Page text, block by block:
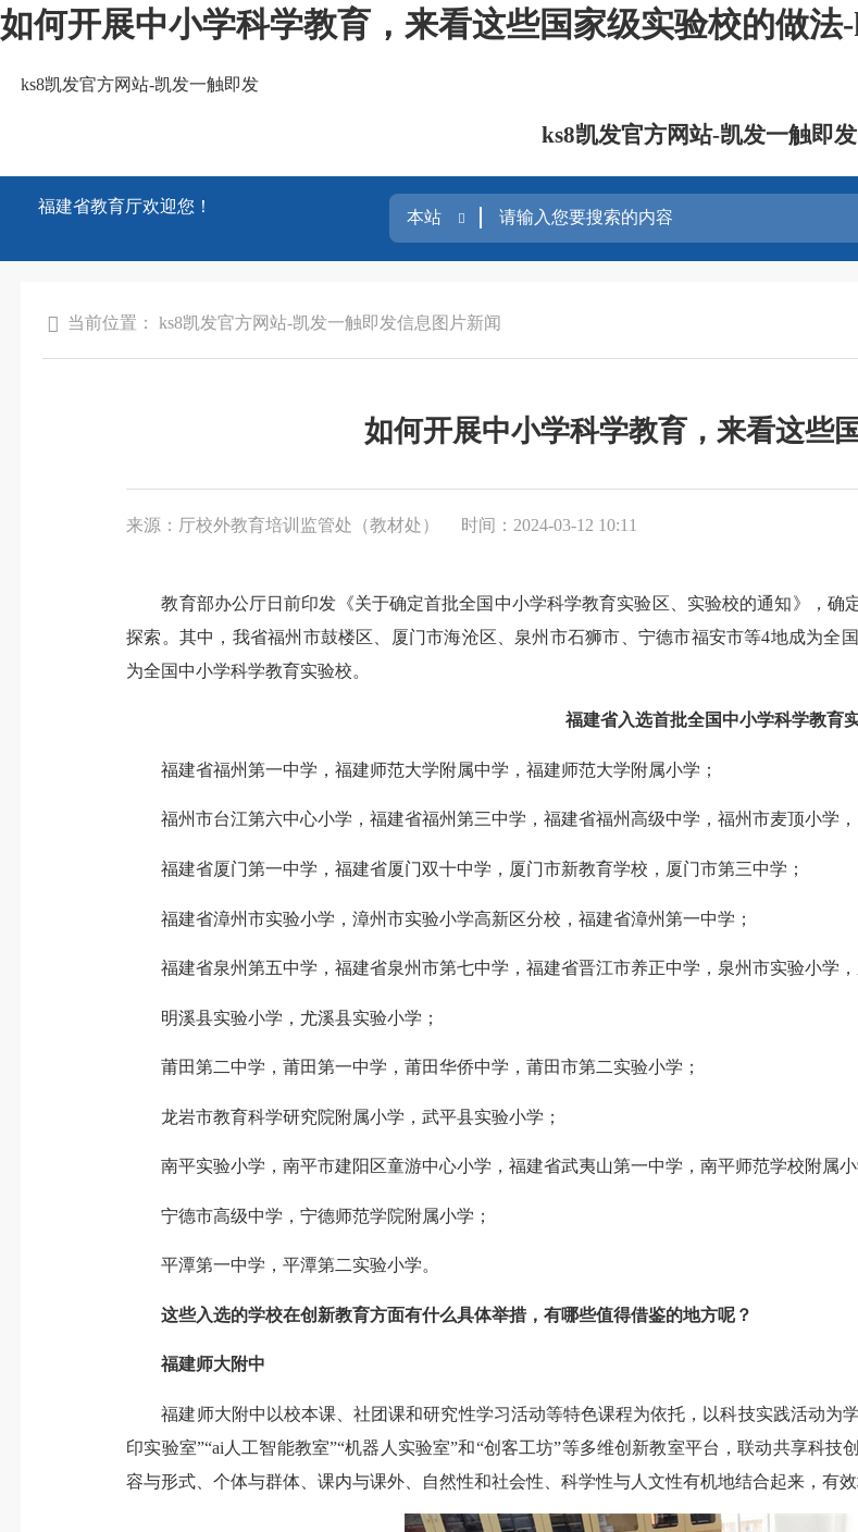
如何开展中小学科学教育，来看这些国家级实验校的做法
ks8凯发官方网站-凯发一触即发
ks8凯发官方网站-凯发一触即发
福建省教育厅欢迎您！
当前位置： ks8凯发官方网站-凯发一触即发信息 图片新闻
如何开展中小学科学教育，来看这些
来源：厅校外教育培训监管处（教材处） 时间：2024-03-12 10:11
教育部办公厅日前印发《关于确定首批全国中小学科学教育实验区、实验校的通知》，确
探索。其中，我省福州市鼓楼区、厦门市海沧区、泉州市石狮市、宁德市福安市等4地成为全
为全国中小学科学教育实验校。
福建省入选首批全国中小学科学教育
福建省福州第一中学，福建师范大学附属中学，福建师范大学附属小学；
福州市台江第六中心小学，福建省福州第三中学，福建省福州高级中学，福州市麦顶小学，
福建省厦门第一中学，福建省厦门双十中学，厦门市新教育学校，厦门市第三中学；
福建省漳州市实验小学，漳州市实验小学高新区分校，福建省漳州第一中学；
福建省泉州第五中学，福建省泉州市第七中学，福建省晋江市养正中学，泉州市实验小学，
明溪县实验小学，尤溪县实验小学；
莆田第二中学，莆田第一中学，莆田华侨中学，莆田市第二实验小学；
龙岩市教育科学研究院附属小学，武平县实验小学；
南平实验小学，南平市建阳区童游中心小学，福建省武夷山第一中学，南平师范学校附属小
宁德市高级中学，宁德师范学院附属小学；
平潭第一中学，平潭第二实验小学。
这些入选的学校在创新教育方面有什么具体举措，有哪些值得借鉴的地方呢？
福建师大附中
福建师大附中以校本课、社团课和研究性学习活动等特色课程为依托，以科技实践活动为学
印实验室”“ai人工智能教室”“机器人实验室”和“创客工坊”等多维创新教室平台，联动共享科
容与形式、个体与群体、课内与课外、自然性和社会性、科学性与人文性有机地结合起来，有